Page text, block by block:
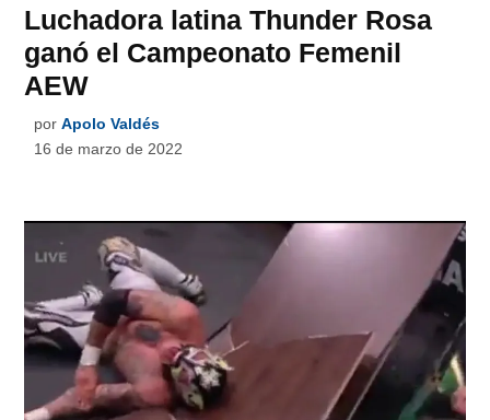
Luchadora latina Thunder Rosa
ganó el Campeonato Femenil
AEW
por Apolo Valdés
16 de marzo de 2022